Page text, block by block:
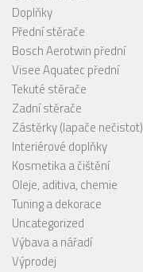
Doplňky
Přední stěrače
Bosch Aerotwin přední
Visee Aquatec přední
Tekuté stěrače
Zadní stěrače
Zástěrky (lapače nečistot)
Interiérové doplňky
Kosmetika a čištění
Oleje, aditiva, chemie
Tuning a dekorace
Uncategorized
Výbava a nářadí
Výprodej